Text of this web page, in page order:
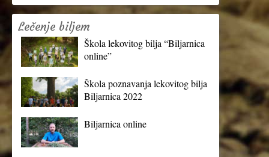
Lečenje biljem
Škola lekovitog bilja “Biljarnica
online”
Škola poznavanja lekovitog bilja
Biljarnica 2022
Biljarnica online